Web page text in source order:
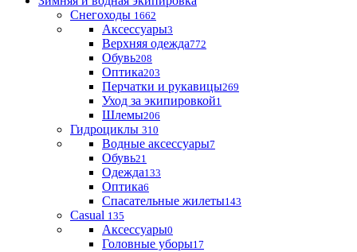
Снегоходы 1662
Аксессуары3
Верхняя одежда772
Обувь208
Оптика203
Перчатки и рукавицы269
Уход за экипировкой1
Шлемы206
Гидроциклы 310
Водные аксессуары7
Обувь21
Одежда133
Оптика6
Спасательные жилеты143
Casual 135
Аксессуары0
Головные уборы17